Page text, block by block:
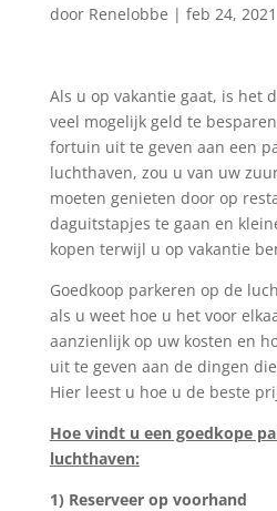
door Renelobbe | feb 24, 2021
Als u op vakantie gaat, is het
veel mogelijk geld te
fortuin uit te geven aan een
luchthaven, zou u van uw
moeten genieten door op
daguitstapjes te gaan en
kopen terwijl u op vakantie
Goedkoop parkeren op de
als u weet hoe u het voor
aanzienlijk op uw kosten en
uit te geven aan de dingen
Hier leest u hoe u de beste
Hoe vindt u een goedkope
luchthaven:
1) Reserveer op voorhand